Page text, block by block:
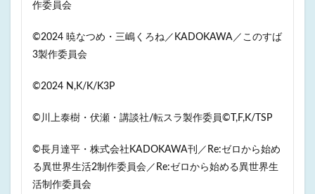
作委員会
©2024 暁なつめ・三嶋くろね／KADOKAWA／このすば
3製作委員会
©️2024 N,K/K/K3P
©️川上泰樹・伏瀬・講談社/転スラ製作委員©️T,F,K/TSP
©長月達平・株式会社KADOKAWA刊／Re:ゼロから始め
る異世界生活2制作委員会／Re:ゼロから始める異世界生
活制作委員会